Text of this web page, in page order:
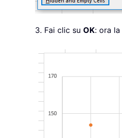
3. Fai clic su OK: ora